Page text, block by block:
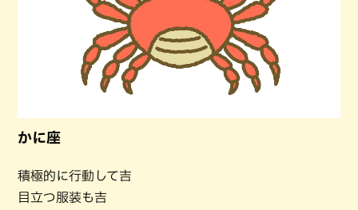
かに座
積極的に行動して吉
目立つ服装も吉